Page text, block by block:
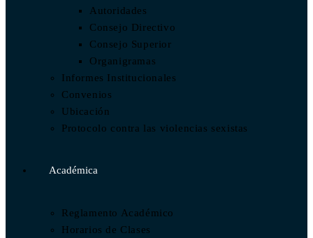
Autoridades
Consejo Directivo
Consejo Superior
Organigramas
Informes Institucionales
Convenios
Ubicación
Protocolo contra las violencias sexistas
Académica
Reglamento Académico
Horarios de Clases